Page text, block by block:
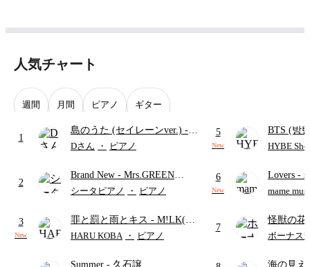
人気チャート
週間 月間 ピアノ ギター
1
島のうた (セイレーンver.) -
セイレーン(CV.鈴木みのり)
ード・ペダル付き/『映画ちい
かわ 人魚の島のひみつ』よ
Dさん ・ ピアノ
2
Brand New - Mrs.GREEN
APPLE
シータピアノ ・ ピアノ
3
New
罪と罰と雨とキス - M!LK(佐
野勇斗&吉田仁人)
HARU KOBA ・ ピアノ
Summer - 久石譲
5
New
BTS (방
HYBE
6
New
Lovers -
ト)
mame
7
怪獣の
ードパー
ボーナス
海の見